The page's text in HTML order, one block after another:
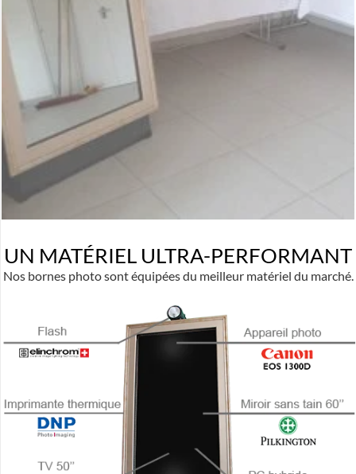
UN MATÉRIEL ULTRA-PERFORMANT
Nos bornes photo sont équipées du meilleur matériel du marché.